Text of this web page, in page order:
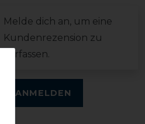
Melde dich an, um eine
Kundenrezension zu
verfassen.
ANMELDEN